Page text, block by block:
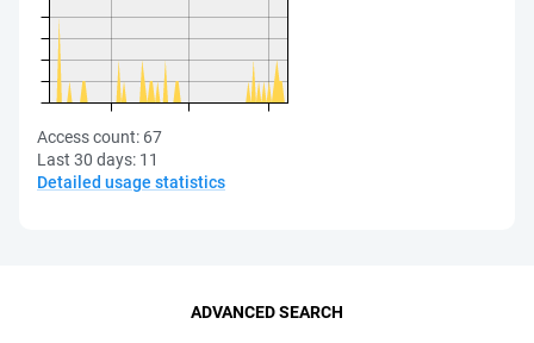
Access count: 67
Last 30 days: 11
Detailed usage statistics
ADVANCED SEARCH